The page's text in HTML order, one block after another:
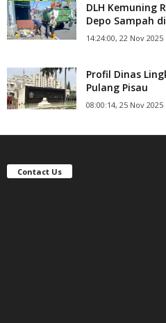
DLH Kemuning
Depo Sampah
14:24:00, 22 Nov 2025
Profil Dinas
Pulang Pisau
08:00:14, 25 Nov 2025
Contact Us